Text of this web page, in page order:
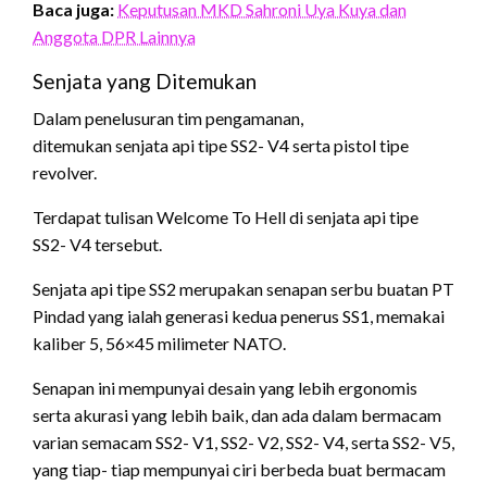
Baca juga: Keputusan MKD Sahroni Uya Kuya dan
Anggota DPR Lainnya
Senjata yang Ditemukan
Dalam penelusuran tim pengamanan,
ditemukan senjata api tipe SS2- V4 serta pistol tipe
revolver.
Terdapat tulisan Welcome To Hell di senjata api tipe
SS2- V4 tersebut.
Senjata api tipe SS2 merupakan senapan serbu buatan PT
Pindad yang ialah generasi kedua penerus SS1, memakai
kaliber 5, 56×45 milimeter NATO.
Senapan ini mempunyai desain yang lebih ergonomis
serta akurasi yang lebih baik, dan ada dalam bermacam
varian semacam SS2- V1, SS2- V2, SS2- V4, serta SS2- V5,
yang tiap- tiap mempunyai ciri berbeda buat bermacam